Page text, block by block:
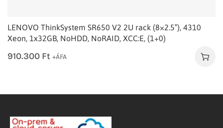
LENOVO ThinkSystem SR650 V2 2U rack (8×2.5″), 4310
Xeon, 1x32GB, NoHDD, NoRAID, XCC:E, (1+0)
910.300 Ft +ÁFA